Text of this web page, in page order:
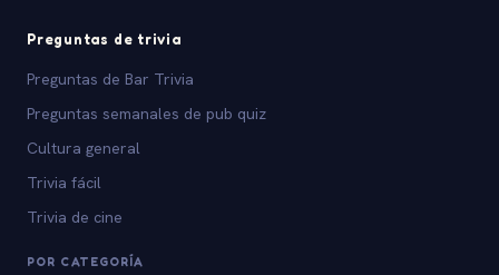
Preguntas de trivia
Preguntas de Bar Trivia
Preguntas semanales de pub quiz
Cultura general
Trivia fácil
Trivia de cine
POR CATEGORÍA